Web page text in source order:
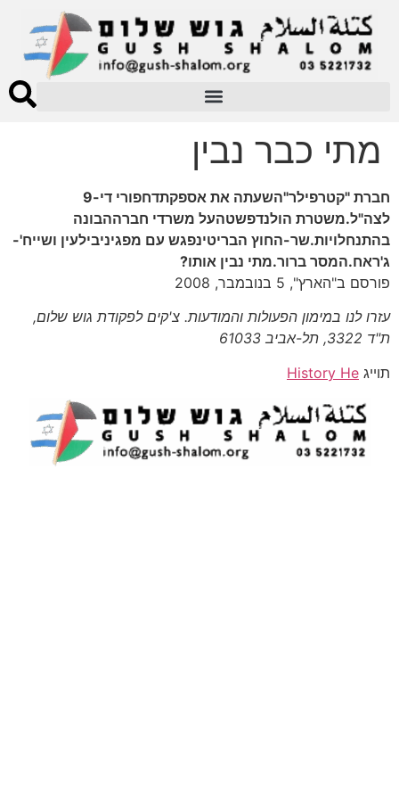
מתי כבר נבין
חברת "קטרפילר"השעתה את אספקתדחפורי די-9
לצה"ל.משטרת הולנדפשטהעל משרדי חברההבונה
בהתנחלויות.שר-החוץ הבריטינפגש עם מפגיניבילעין ושייח'-
ג'ראח.המסר ברור.מתי נבין אותו?
פורסם ב"הארץ", 5 בנובמבר, 2008
עזרו לנו במימון הפעולות והמודעות. צ'קים לפקודת גוש שלום,
ת"ד 3322, תל-אביב 61033
תוייג History He